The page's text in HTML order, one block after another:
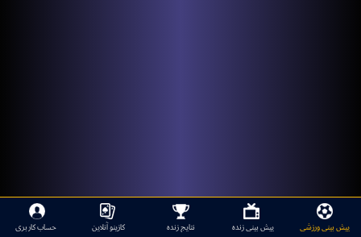
پیش بینی ورزشی پیش بینی زنده نتایج زنده کازینو آنلاین حساب کاربری